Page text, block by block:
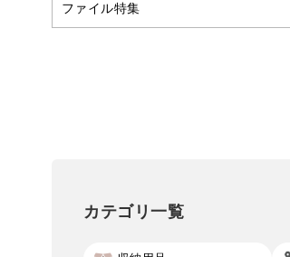
ファイル特集
カテゴリ一覧